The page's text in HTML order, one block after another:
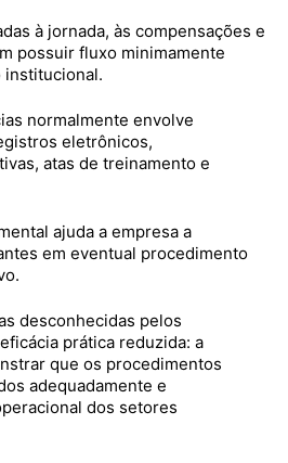
à jornada, às compensações e
possuir fluxo minimamente
institucional.
normalmente envolve
eletrônicos,
atas de treinamento e
ajuda a empresa a
em eventual procedimento
desconhecidas pelos
prática reduzida: a
que os procedimentos
adequadamente e
dos setores